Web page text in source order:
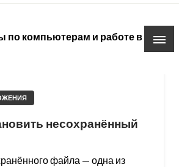
по компьютерам и работе в
несохранённый
файла — одна из